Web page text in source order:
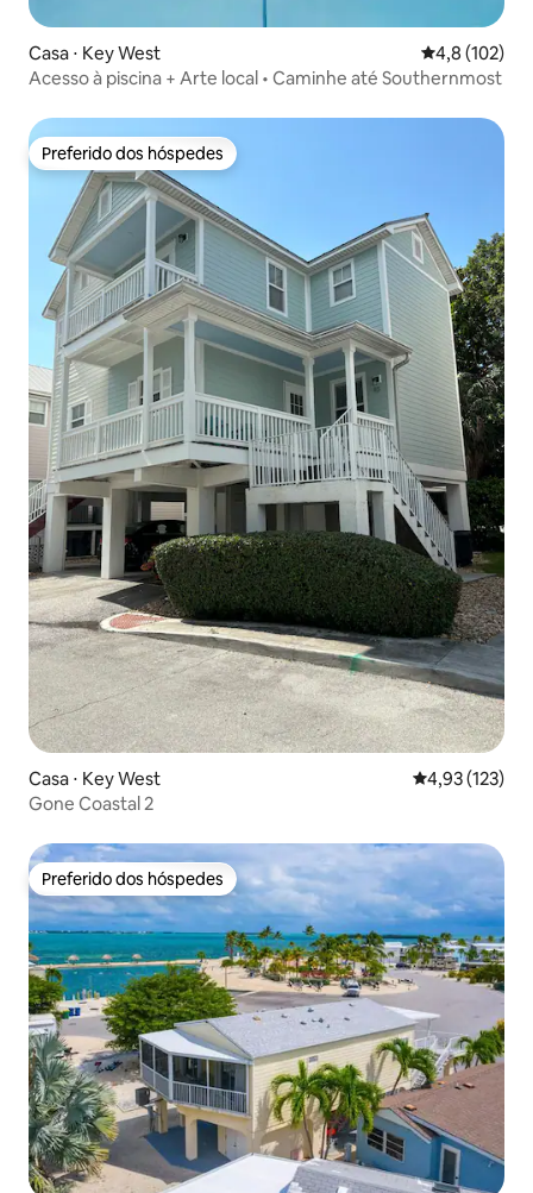
Casa ⋅ Key West 4,8 de uma
4,8 (102)
Acesso à piscina + Arte local • Caminhe até Southernmost
Preferido dos hóspedes
Preferido dos hóspedes
Casa ⋅ Key West 4,93 de uma
4,93 (123)
Gone Coastal 2
Preferido dos hóspedes
Preferido dos hóspedes